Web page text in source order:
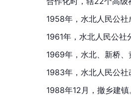
1958年，水北人民公社
1961年，水北人民公
1969年，水北、新桥
1983年，水北人民公
1988年12月，撤乡建镇